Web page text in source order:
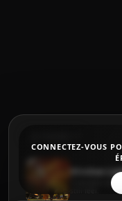
Window
Cinematic
CONNECTEZ-VOUS